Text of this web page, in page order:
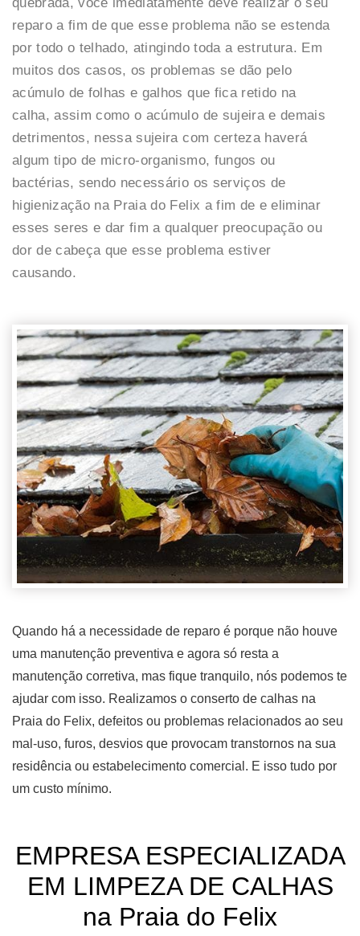
reparo a fim de que esse problema não se estenda
por todo o telhado, atingindo toda a estrutura. Em
muitos dos casos, os problemas se dão pelo
acúmulo de folhas e galhos que fica retido na
calha, assim como o acúmulo de sujeira e demais
detrimentos, nessa sujeira com certeza haverá
algum tipo de micro-organismo, fungos ou
bactérias, sendo necessário os serviços de
higienização na Praia do Felix a fim de e eliminar
esses seres e dar fim a qualquer preocupação ou
dor de cabeça que esse problema estiver
causando.
Quando há a necessidade de reparo é porque não houve
uma manutenção preventiva e agora só resta a
manutenção corretiva, mas fique tranquilo, nós podemos te
ajudar com isso. Realizamos o conserto de calhas na
Praia do Felix, defeitos ou problemas relacionados ao seu
mal-uso, furos, desvios que provocam transtornos na sua
residência ou estabelecimento comercial. E isso tudo por
um custo mínimo.
EMPRESA ESPECIALIZADA
EM LIMPEZA DE CALHAS
na Praia do Felix